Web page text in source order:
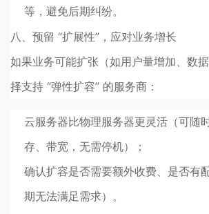
等，避免后期纠纷。
八、预留 “扩展性”，应对业务增长
如果业务可能扩张（如用户量增加、数
择支持 “弹性扩容” 的服务商：
云服务器比物理服务器更灵活（可随
存、带宽，无需停机）；
确认扩容是否需要额外收费、是否有
期无法满足需求）。